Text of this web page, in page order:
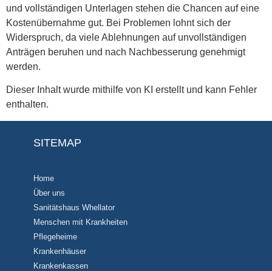
und vollständigen Unterlagen stehen die Chancen auf eine
Kostenübernahme gut. Bei Problemen lohnt sich der
Widerspruch, da viele Ablehnungen auf unvollständigen
Anträgen beruhen und nach Nachbesserung genehmigt
werden.
Dieser Inhalt wurde mithilfe von KI erstellt und kann Fehler
enthalten.
SITEMAP
Home
Über uns
Sanitätshaus Whellator
Menschen mit Krankheiten
Pflegeheime
Krankenhäuser
Krankenkassen